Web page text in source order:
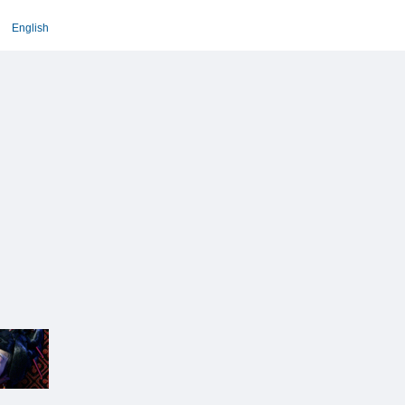
English